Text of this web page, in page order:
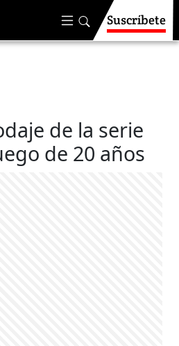
Suscríbete
de la serie
de 20 años